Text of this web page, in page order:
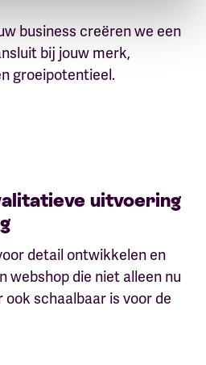
business creëren we een
bij jouw merk,
groeipotentieel.
uitvoering
detail ontwikkelen en
webshop die niet alleen nu
schaalbaar is voor de